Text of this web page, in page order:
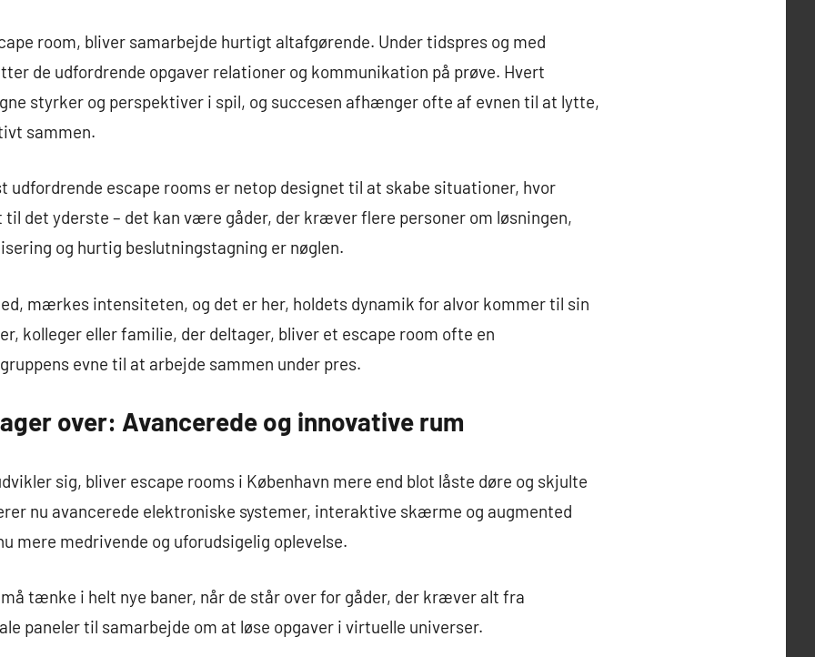
room, bliver samarbejde hurtigt altafgørende. Under tidspres og med
de udfordrende opgaver relationer og kommunikation på prøve. Hvert
styrker og perspektiver i spil, og succesen afhænger ofte af evnen til at lytte,
sammen.
udfordrende escape rooms er netop designet til at skabe situationer, hvor
det yderste – det kan være gåder, der kræver flere personer om løsningen,
og hurtig beslutningstagning er nøglen.
mærkes intensiteten, og det er her, holdets dynamik for alvor kommer til sin
kolleger eller familie, der deltager, bliver et escape room ofte en
evne til at arbejde sammen under pres.
over: Avancerede og innovative rum
sig, bliver escape rooms i København mere end blot låste døre og skjulte
nu avancerede elektroniske systemer, interaktive skærme og augmented
mere medrivende og uforudsigelig oplevelse.
tænke i helt nye baner, når de står over for gåder, der kræver alt fra
paneler til samarbejde om at løse opgaver i virtuelle universer.